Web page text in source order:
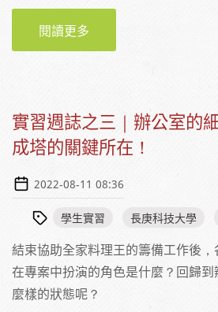
閱讀更多
及食魚推廣—愛知縣農
實習週誌之三｜辦公室的
成塔的關鍵所在！
2022-08-11 08:36
學生實習 長庚科技大學
結束協助全家料理王的籌備工作後
在專案中扮演的角色是什麼？回歸
麼樣的狀態呢？